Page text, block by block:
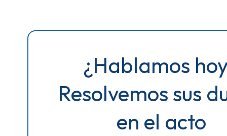
¿Hablamos
Resolvemos sus
en el acto